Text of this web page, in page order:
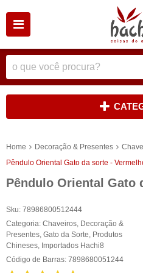
Home Decoração & Presentes
Pêndulo Oriental Gato da sorte -
Pêndulo Oriental Gato
Sku: 78986800512444
Categoria: Chaveiros Decoração &
Presentes Gato da Sorte Produtos
Chineses Importados Hachi8
Código de Barras: 7898680051244